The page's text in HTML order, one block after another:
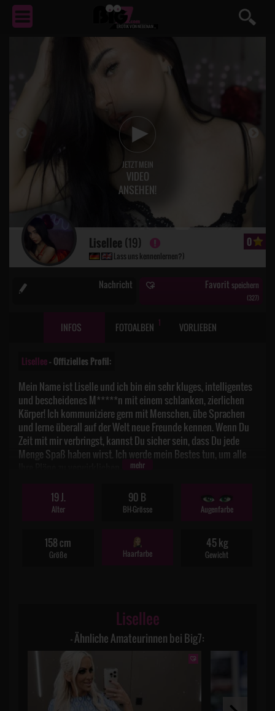
EROTIKVON NEBENAN ...
JETZT MEIN
VIDEO
ANSEHEN!
Lisellee(19) 0
Lass uns kennenlernen?)
Nachricht Favorit speichern
(327)
INFOS FOTOALBEN 1 VORLIEBEN
Lisellee– Offizielles Profil:
Mein Name ist Liselle und ich bin ein sehr kluges, intelligentes
und bescheidenes M*****n mit einem schlanken, zierlichen
Körper! Ich kommuniziere gern mit Menschen, übe Sprachen
und lerne überall auf der Welt neue Freunde kennen. Wenn Du
Zeit mit mir verbringst, kannst Du sicher sein, dass Du jede
Menge Spaß haben wirst. Ich werde mein Bestes tun, um alle
mehr
19 J.
Alter
90 B
BH-Grösse Augenfarbe
158 cm
Größe Haarfarbe
45 kg
Gewicht
Lisellee
– Ähnliche Amateurinnen bei Big7: